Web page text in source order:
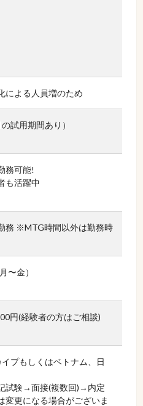
による人員増のため
試用期間あり）
務可能!
も活躍中
務 ※MTG時間以外は勤務時
〜金）
円(経験者の方はご相談)
プもしくはベトナム、日
試験→面接(複数回)→内定
変更になる場合がございま